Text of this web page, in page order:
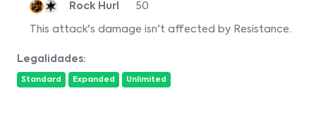
Rock Hurl 50
This attack's damage isn't affected by Resistance.
Legalidades:
Standard Expanded Unlimited